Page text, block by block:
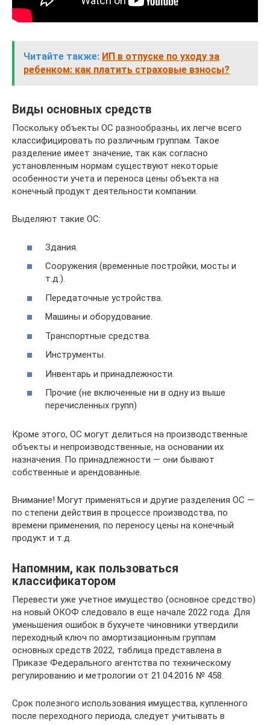
Читайте также: ИП в отпуске по уходу за
ребенком: как платить страховые взносы?
Виды основных средств
Поскольку объекты ОС разнообразны, их легче всего
классифицировать по различным группам. Такое
разделение имеет значение, так как согласно
установленным нормам существуют некоторые
особенности учета и переноса цены объекта на
конечный продукт деятельности компании.
Выделяют такие ОС:
Здания.
Сооружения (временные постройки, мосты и
т.д.).
Передаточные устройства.
Машины и оборудование.
Транспортные средства.
Инструменты.
Инвентарь и принадлежности.
Прочие (не включенные ни в одну из выше
перечисленных групп)
Кроме этого, ОС могут делиться на производственные
объекты и непроизводственные, на основании их
назначения. По принадлежности — они бывают
собственные и арендованные.
Внимание! Могут применяться и другие разделения ОС —
по степени действия в процессе производства, по
времени применения, по переносу цены на конечный
продукт и т.д.
Напомним, как пользоваться
классификатором
Перевести уже учетное имущество (основное средство)
на новый ОКОФ следовало в еще начале 2022 года. Для
уменьшения ошибок в бухучете чиновники утвердили
переходный ключ по амортизационным группам
основных средств 2022, таблица представлена в
Приказе Федерального агентства по техническому
регулированию и метрологии от 21.04.2016 № 458.
Срок полезного использования имущества, купленного
после переходного периода, следует учитывать в